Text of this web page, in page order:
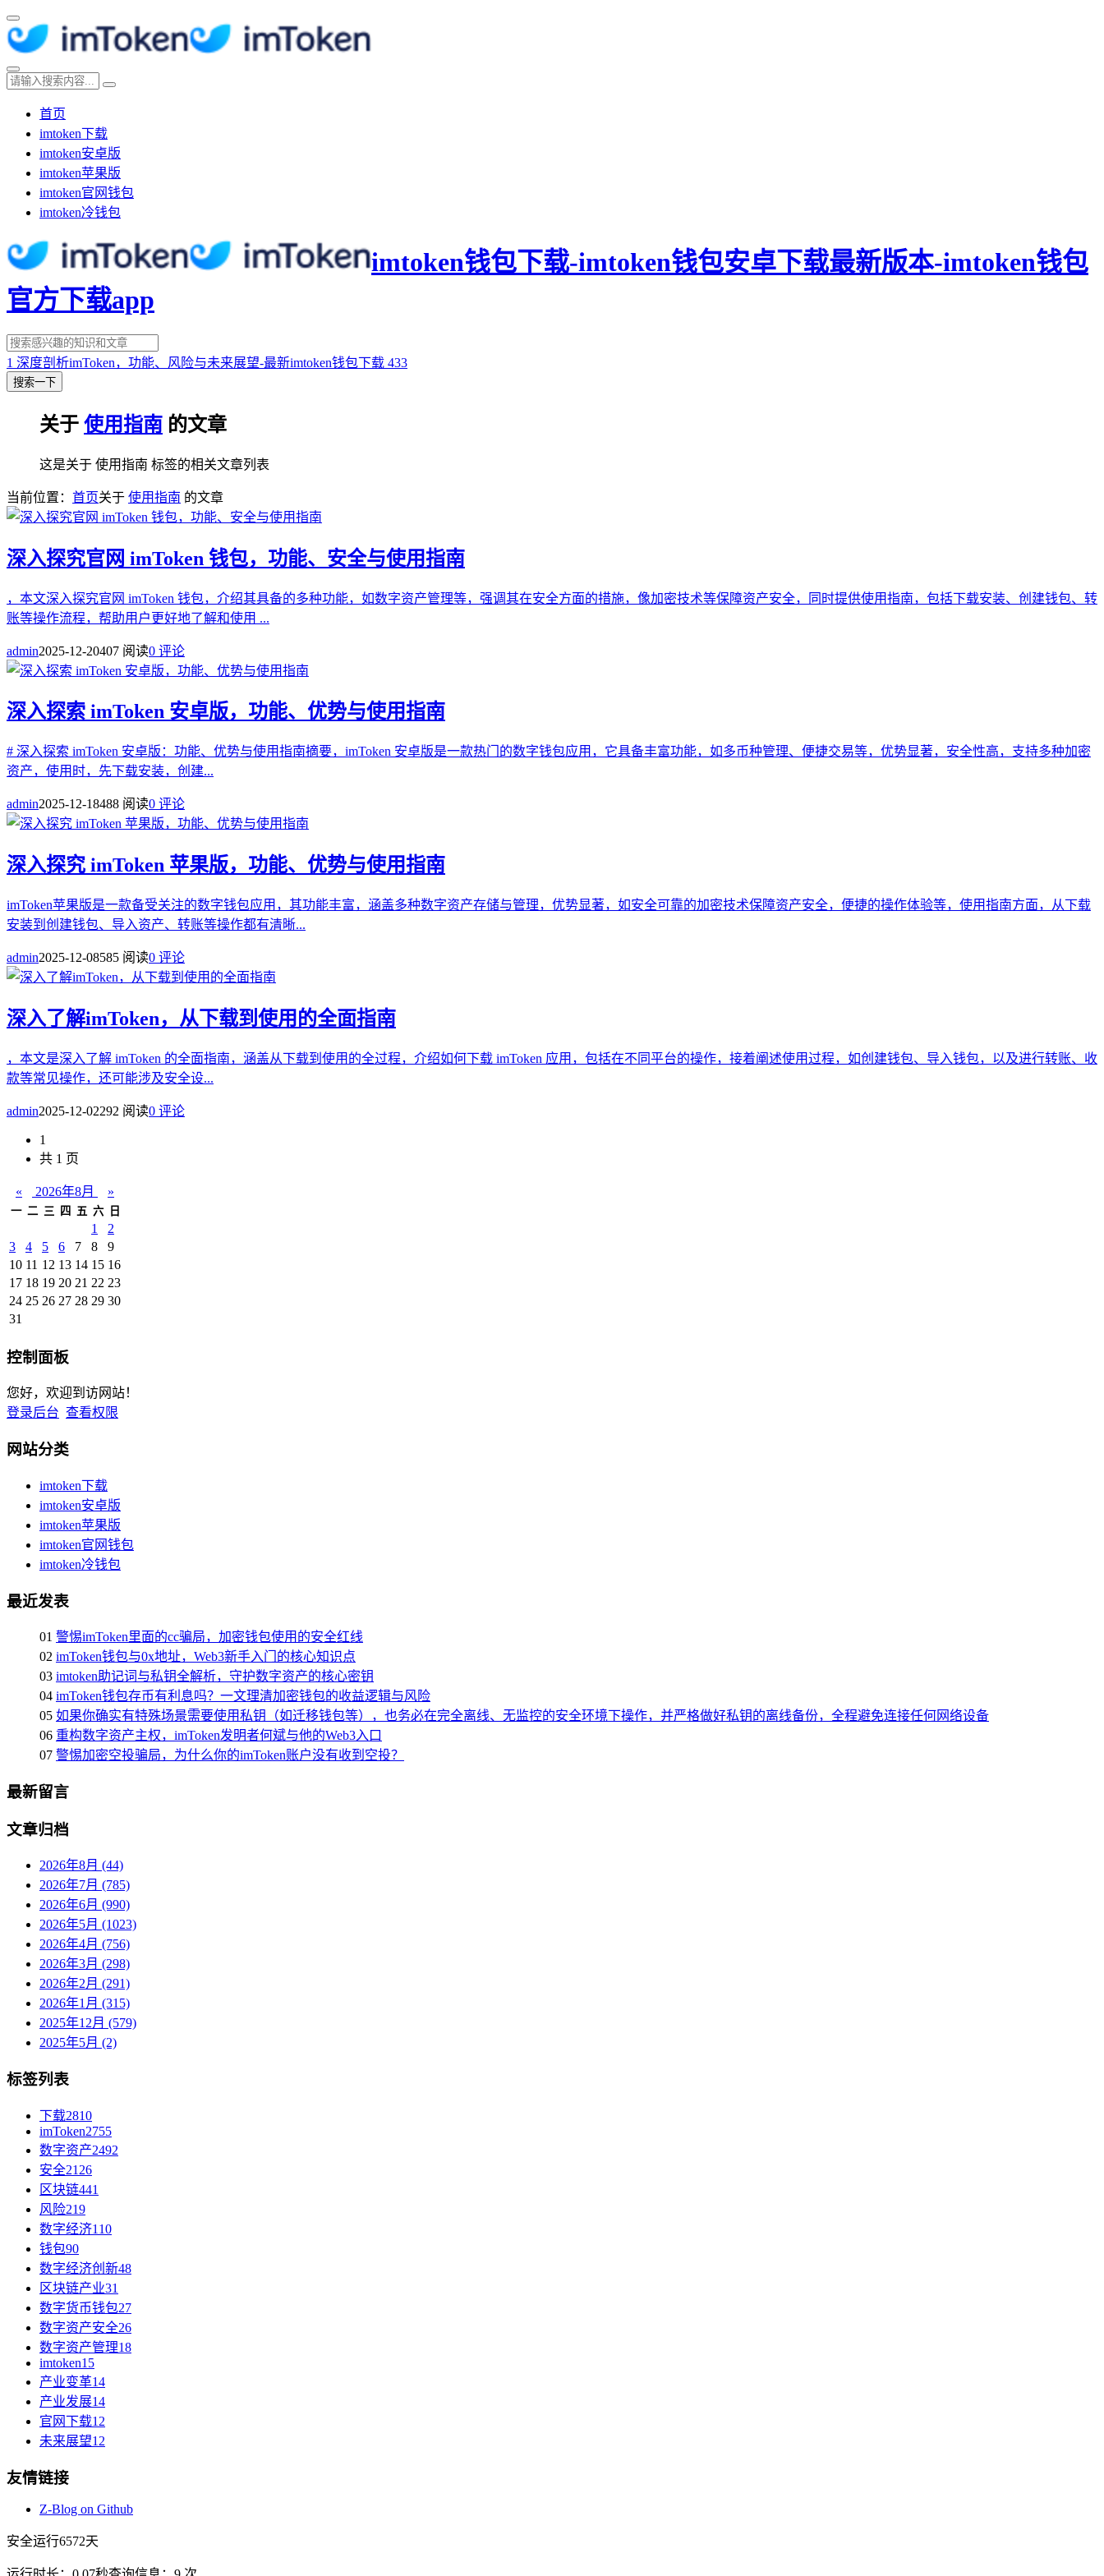
首页
imtoken下载
imtoken安卓版
imtoken苹果版
imtoken官网钱包
imtoken冷钱包
imtoken钱包下载-imtoken钱包安卓下载最新版本-imtoken钱包
官方下载app
1 深度剖析imToken，功能、风险与未来展望-最新imtoken钱包下载 433
搜索一下
关于 使用指南 的文章
这是关于 使用指南 标签的相关文章列表
当前位置： 首页关于 使用指南 的文章
深入探究官网 imToken 钱包，功能、安全与使用指南
，本文深入探究官网 imToken 钱包，介绍其具备的多种功能，如数字资产管理等，强调其在安全方面的措施，像加密技术等保障资产安全，同时提供使用指南，包括下载安装、创建钱包、转
账等操作流程，帮助用户更好地了解和使用 ...
admin2025-12-20407 阅读0 评论
深入探索 imToken 安卓版，功能、优势与使用指南
# 深入探索 imToken 安卓版：功能、优势与使用指南摘要，imToken 安卓版是一款热门的数字钱包应用，它具备丰富功能，如多币种管理、便捷交易等，优势显著，安全性高，支持多种加密
资产，使用时，先下载安装，创建...
admin2025-12-18488 阅读0 评论
深入探究 imToken 苹果版，功能、优势与使用指南
imToken苹果版是一款备受关注的数字钱包应用，其功能丰富，涵盖多种数字资产存储与管理，优势显著，如安全可靠的加密技术保障资产安全，便捷的操作体验等，使用指南方面，从下载
安装到创建钱包、导入资产、转账等操作都有清晰...
admin2025-12-08585 阅读0 评论
深入了解imToken，从下载到使用的全面指南
，本文是深入了解 imToken 的全面指南，涵盖从下载到使用的全过程，介绍如何下载 imToken 应用，包括在不同平台的操作，接着阐述使用过程，如创建钱包、导入钱包，以及进行转账、收
款等常见操作，还可能涉及安全设...
admin2025-12-02292 阅读0 评论
1
共 1 页
« 2026年8月 »
一 二 三 四 五 六 日
1
2
3
4 5 6 7 8
9
10 11 12 13 14 15 16
17 18 19 20 21 22 23
24 25 26 27 28 29 30
31
控制面板
您好，欢迎到访网站！
登录后台 查看权限
网站分类
imtoken下载
imtoken安卓版
imtoken苹果版
imtoken官网钱包
imtoken冷钱包
最近发表
01 警惕imToken里面的cc骗局，加密钱包使用的安全红线
02 imToken钱包与0x地址，Web3新手入门的核心知识点
03 imtoken助记词与私钥全解析，守护数字资产的核心密钥
04 imToken钱包存币有利息吗？一文理清加密钱包的收益逻辑与风险
05 如果你确实有特殊场景需要使用私钥（如迁移钱包等），也务必在完全离线、无监控的安全环境下操作，并严格做好私钥的离线备份，全程避免连接任何网络设备
06 重构数字资产主权，imToken发明者何斌与他的Web3入口
07 警惕加密空投骗局，为什么你的imToken账户没有收到空投？
最新留言
文章归档
2026年8月 (44)
2026年7月 (785)
2026年6月 (990)
2026年5月 (1023)
2026年4月 (756)
2026年3月 (298)
2026年2月 (291)
2026年1月 (315)
2025年12月 (579)
2025年5月 (2)
标签列表
下载2810
imToken2755
数字资产2492
安全2126
区块链441
风险219
数字经济110
钱包90
数字经济创新48
区块链产业31
数字货币钱包27
数字资产安全26
数字资产管理18
imtoken15
产业变革14
产业发展14
官网下载12
未来展望12
友情链接
Z-Blog on Github
安全运行6572天